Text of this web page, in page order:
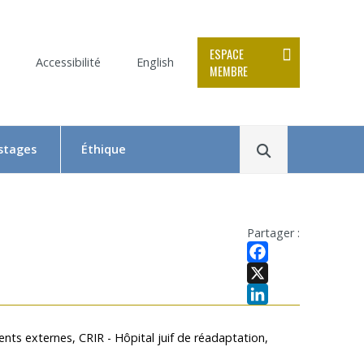
Accessibilité English
ESPACE
MEMBRE
Éthique
Formation en éthique de la recherche
Dépôt et suivi d’un projet au CER RDP
Partager :
Facebook
X
externes, CRIR - Hôpital juif de réadaptation,